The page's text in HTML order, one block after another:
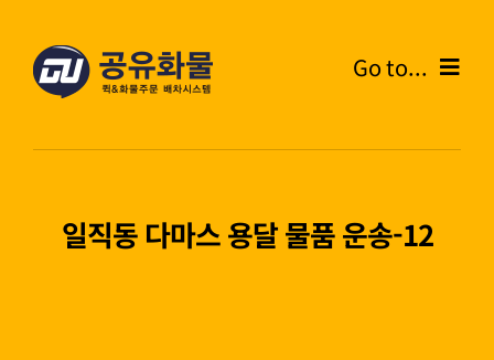
Go to...
일직동 다마스 용달 물품 운송-12